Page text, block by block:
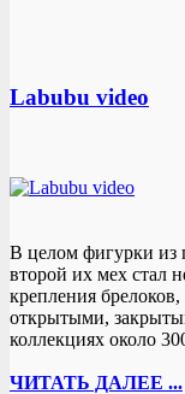
Labubu video
В целом фигурки из
второй их мех стал
крепления брелоков,
открытыми,
коллекциях около
ЧИТАТЬ ДАЛЕЕ ...